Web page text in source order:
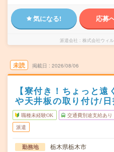
気になる! 応募
派遣会社 株式会社ウィ
未読 掲載日 2026/08/06
【寮付き！ちょっと
や天井板の取り付け/
職種未経験OK 交通費別途支給あり
派遣
勤務地
栃木県栃木市